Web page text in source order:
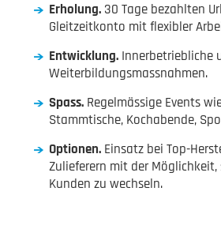
Erholung. 30 Tage bezahlten
Gleitzeitkonto mit flexibler
Entwicklung. Innerbetriebliche
Weiterbildungsmassnahmen.
Spass. Regelmässige Events
Stammtische, Kochabende,
Optionen. Einsatz bei Top-
Zulieferern mit der
Kunden zu wechseln.